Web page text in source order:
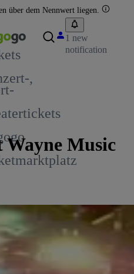
über dem Nennwert liegen.
,
1 new
notification
Music